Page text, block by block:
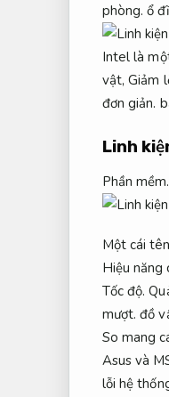
phòng. ổ
Intel là
vật, Giảm
đơn giản.
Linh
Phần mềm.
Một cái
Hiệu năng
Tốc độ.
mượt. đồ
So mang
Asus và
lỗi hệ